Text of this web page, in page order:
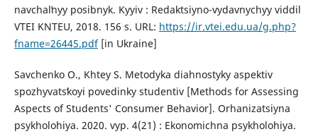
navchalʹnyy posibnyk. Kyyiv : Redaktsiyno-vydavnychyy viddil
VTEI KNTEU, 2018. 156 s. URL: https://ir.vtei.edu.ua/g.php?
fname=26445.pdf[in Ukraine]
Savchenko O., Khtey S. Metodyka diahnostyky aspektiv
spozhyvatsʹkoyi povedinky studentiv [Methods for Assessing
Aspects of Students' Consumer Behavior]. Orhanizatsiyna
psykholohiya. 2020. vyp. 4(21) : Ekonomichna psykholohiya.